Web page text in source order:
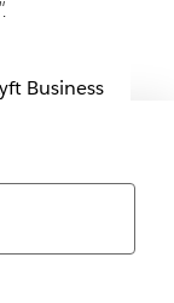
Business